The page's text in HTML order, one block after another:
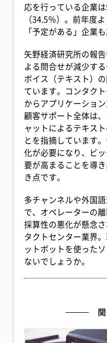
応を行っている企業
（34.5％）。前年度
「予定がある」企業
矢野経済研究所の報
よる問合せが減少す
ボイス（テキスト）
ています。コンタク
からアプリケーショ
顧客サポート全体は
ャットによるテキス
とを指摘しています
化が必要になり、ビ
要が高まることを導
き点です。
多チャンネルや外国
で、オペレーターの
採算性の悪化が懸念
タクトセンター業界
ットボットを使った
ないでしょうか。